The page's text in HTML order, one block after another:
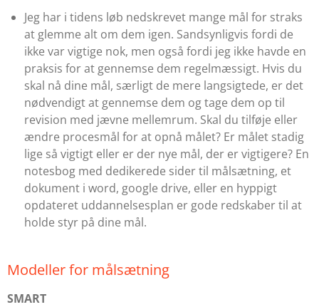
Jeg har i tidens løb nedskrevet mange mål for straks
at glemme alt om dem igen. Sandsynligvis fordi de
ikke var vigtige nok, men også fordi jeg ikke havde en
praksis for at gennemse dem regelmæssigt. Hvis du
skal nå dine mål, særligt de mere langsigtede, er det
nødvendigt at gennemse dem og tage dem op til
revision med jævne mellemrum. Skal du tilføje eller
ændre procesmål for at opnå målet? Er målet stadig
lige så vigtigt eller er der nye mål, der er vigtigere? En
notesbog med dedikerede sider til målsætning, et
dokument i word, google drive, eller en hyppigt
opdateret uddannelsesplan er gode redskaber til at
holde styr på dine mål.
Modeller for målsætning
SMART